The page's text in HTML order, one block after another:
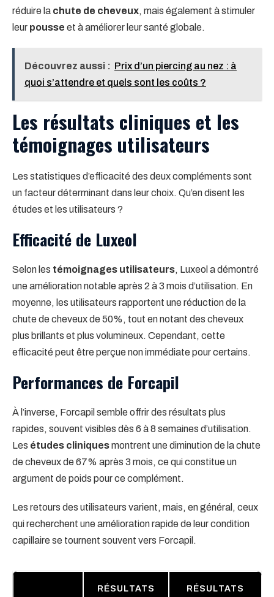
réduire la chute de cheveux, mais également à stimuler
leur pousse et à améliorer leur santé globale.
Découvrez aussi : Prix d’un piercing au nez : à
quoi s’attendre et quels sont les coûts ?
Les résultats cliniques et les
témoignages utilisateurs
Les statistiques d’efficacité des deux compléments sont
un facteur déterminant dans leur choix. Qu’en disent les
études et les utilisateurs ?
Efficacité de Luxeol
Selon les témoignages utilisateurs, Luxeol a démontré
une amélioration notable après 2 à 3 mois d’utilisation. En
moyenne, les utilisateurs rapportent une réduction de la
chute de cheveux de 50%, tout en notant des cheveux
plus brillants et plus volumineux. Cependant, cette
efficacité peut être perçue non immédiate pour certains.
Performances de Forcapil
À l’inverse, Forcapil semble offrir des résultats plus
rapides, souvent visibles dès 6 à 8 semaines d’utilisation.
Les études cliniquesmontrent une diminution de la chute
de cheveux de 67% après 3 mois, ce qui constitue un
argument de poids pour ce complément.
Les retours des utilisateurs varient, mais, en général, ceux
qui recherchent une amélioration rapide de leur condition
capillaire se tournent souvent vers Forcapil.
RÉSULTATS
RÉSULTATS